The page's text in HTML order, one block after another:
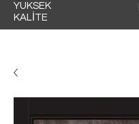
YÜKSEK
KALİTE